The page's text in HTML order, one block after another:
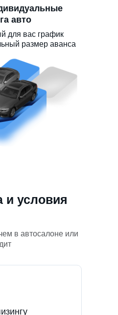
авто
для вас график
размер аванса
и условия
в автосалоне или